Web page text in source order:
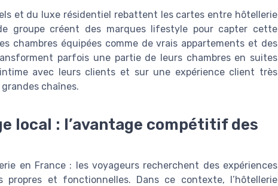
et du luxe résidentiel rebattent les cartes entre hôtellerie
groupe créent des marques lifestyle pour capter cette
chambres équipées comme de vrais appartements et des
parfois une partie de leurs chambres en suites
avec leurs clients et sur une expérience client très
chaînes.
local : l’avantage compétitif des
en France : les voyageurs recherchent des expériences
propres et fonctionnelles. Dans ce contexte, l’hôtellerie